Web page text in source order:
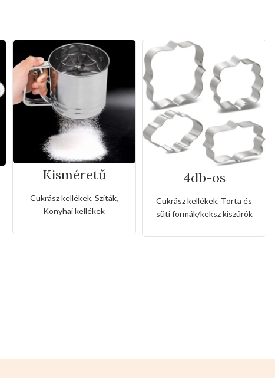
Kisméretű
rozsdamentes
liszt,porcukor
szóró
Cukrász kellékek, Sziták,
Konyhai kellékek
4db-os
kiszúró készlet
Cukrász kellékek, Torta és
süti formák/keksz kiszúrók